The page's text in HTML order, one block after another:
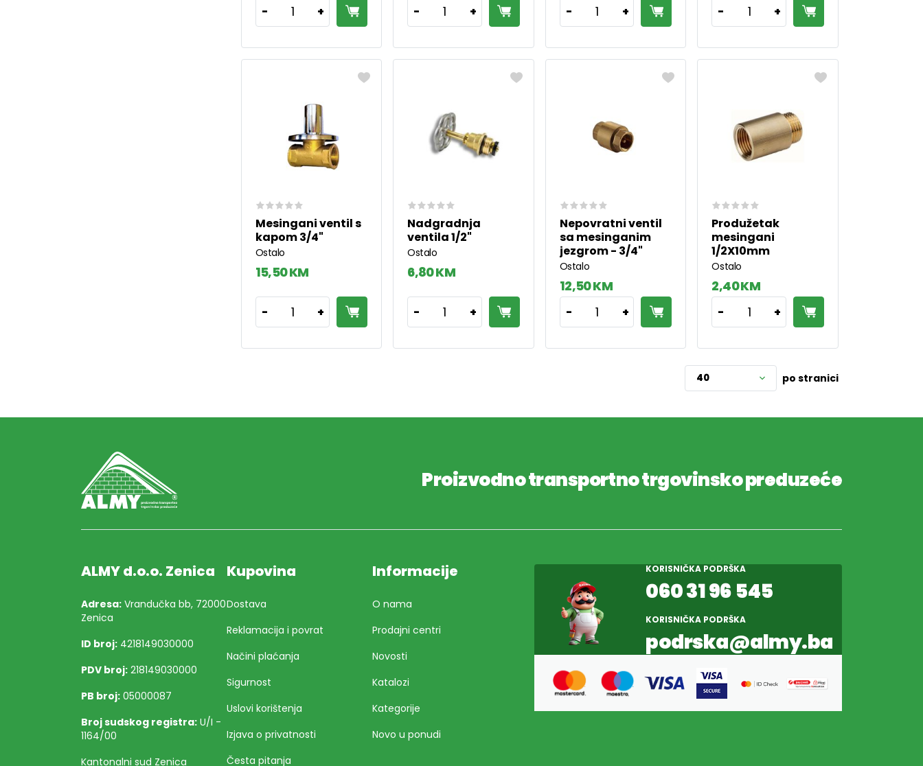
- 1 + - 1 + - 1 + - 1 +
Mesingani ventil s
kapom 3/4"
Ostalo
15,50 KM
- 1 +
Nadgradnja
ventila 1/2"
Ostalo
6,80 KM
- 1 +
Nepovratni ventil
sa mesinganim
jezgrom - 3/4"
Ostalo
12,50 KM
- 1 +
Produžetak
mesingani
1/2X10mm
Ostalo
2,40 KM
- 1 +
40 po stranici
Proizvodno transportno trgovinsko preduzeće
KORISNIČKA PODRŠKA
060 31 96 545
KORISNIČKA PODRŠKA
podrska@almy.ba
ALMY d.o.o. Zenica
Adresa: Vrandučka bb, 72000
Zenica
ID broj: 4218149030000
PDV broj: 218149030000
PB broj: 05000087
Broj sudskog registra: U/I -
1164/00
Kantonalni sud Zenica
Kupovina
Dostava
Reklamacija i povrat
Načini plaćanja
Sigurnost
Uslovi korištenja
Izjava o privatnosti
Česta pitanja
Informacije
O nama
Prodajni centri
Novosti
Katalozi
Kategorije
Novo u ponudi